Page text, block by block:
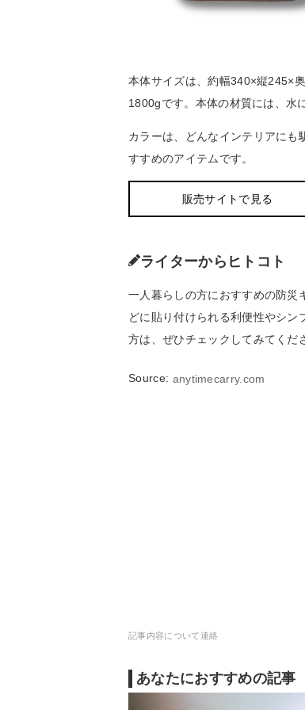
本体サイズは、約幅340×縦245×
1800gです。本体の材質には、水
カラーは、どんなインテリアにも
すすめのアイテムです。
販売サイトで見る
ライターからヒトコト
一人暮らしの方におすすめの防災
どに貼り付けられる利便性やシン
方は、ぜひチェックしてみてくだ
Source: anytimecarry.com
記事内容について連絡
あなたにおすすめの記事